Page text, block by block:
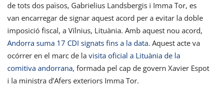
de tots dos països, Gabrielius Landsbergis i Imma Tor, es
van encarregar de signar aquest acord per a evitar la doble
imposició fiscal, a Vílnius, Lituània. Amb aquest nou acord,
Andorra suma 17 CDI signats fins a la data. Aquest acte va
ocórrer en el marc de la visita oficial a Lituània de la
comitiva andorrana, formada pel cap de govern Xavier Espot
i la ministra d’Afers exteriors Imma Tor.